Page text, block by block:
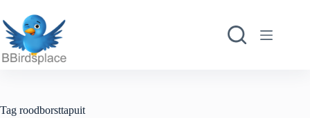
naar
de
inhoud
Tag roodborsttapuit